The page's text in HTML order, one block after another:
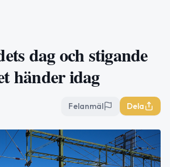
dag och stigande
händer idag
Felanmäl Dela